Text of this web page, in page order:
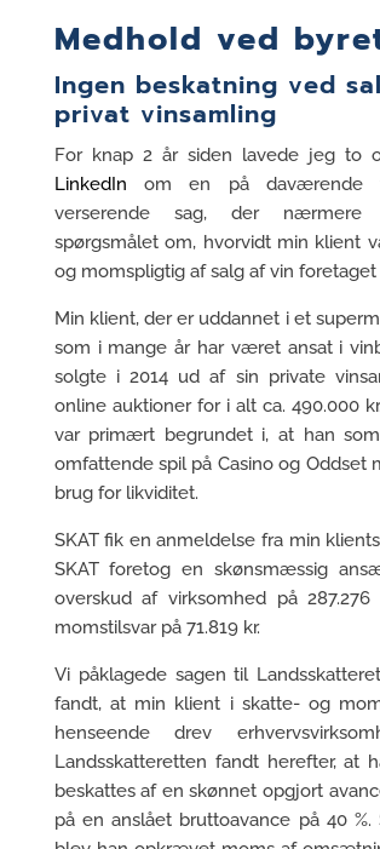
Medhold ved
Ingen beskatning ved
privat vinsamling
For knap 2 år siden lavede jeg to
LinkedIn om en på daværende
verserende sag, der nærmere
spørgsmålet om, hvorvidt min klient
og momspligtig af salg af vin foretaget
Min klient, der er uddannet i et
som i mange år har været ansat i
solgte i 2014 ud af sin private
online auktioner for i alt ca. 490.000
var primært begrundet i, at han
omfattende spil på Casino og Oddset
brug for likviditet.
SKAT fik en anmeldelse fra min
SKAT foretog en skønsmæssig
overskud af virksomhed på
momstilsvar på 71.819 kr.
Vi påklagede sagen til
fandt, at min klient i skatte- og
henseende drev
Landsskatteretten fandt herefter, at
beskattes af en skønnet opgjort
på en anslået bruttoavance på 40 %.